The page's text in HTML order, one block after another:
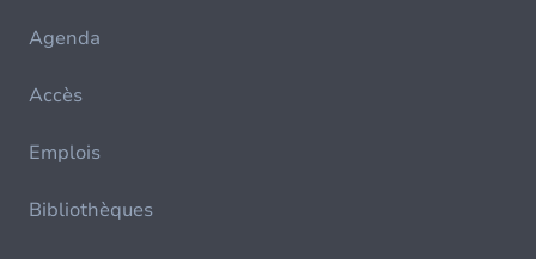
Agenda
Accès
Emplois
Bibliothèques